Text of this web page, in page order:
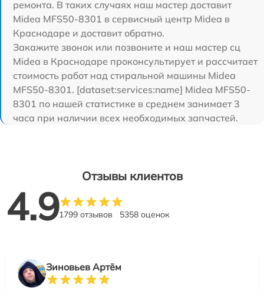
ремонта. В таких случаях наш мастер доставит
Midea MFS50-8301 в сервисный центр Midea в
Краснодаре и доставит обратно.
Закажите звонок или позвоните и наш мастер сц
Midea в Краснодаре проконсультирует и рассчитает
стоимость работ над стиральной машины Midea
MFS50-8301. [dataset:services:name] Midea MFS50-
8301 по нашей статистике в среднем занимает 3
часа при наличии всех необходимых запчастей.
Отзывы клиентов
4.91799 отзывов 5358 оценок
Зиновьев Артём